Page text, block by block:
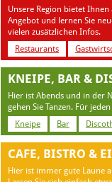
Unsere Region bietet
Angebot und lernen Sie
vielen zusätzlichen Infos.
Restaurants
KNEIPE, BAR &
Hier ist Abends und in der
gehen Sie Tanzen. Für
Kneipe
Bar
CAFE, BISTRO &
Hier ist immer gute Laune